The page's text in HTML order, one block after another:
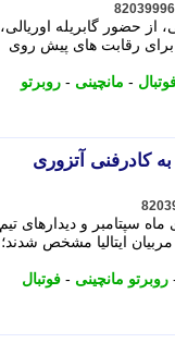
82039996
از حضور گابریله اوریالی،
برای رقابت های پیش روی
- مانچینی - روبرتو
کادرفنی آتزوری
ماه سپتامبر و دیدارهای تیم
ایتالیا مشخص شدند؛
روبرتو مانچینی - فوتبال